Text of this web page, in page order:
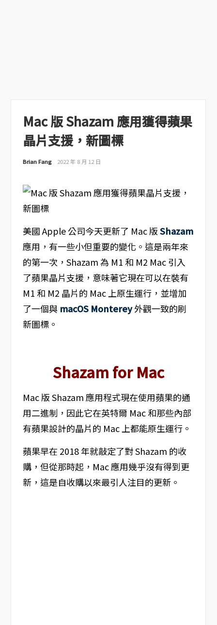
Mac 版 Shazam 應用獲得蘋果
晶片支援，新圖標
Brian Fang 2022 年 8 月 12 日
美國 Apple 公司今天更新了 Mac 版Shazam
應用，有一些小但重要的變化。這是兩年來
的第一次，Shazam 為 M1 和 M2 Mac 引入
了蘋果晶片支援，意味著它現在可以在裝有
M1 和 M2 晶片的 Mac 上原生運行，並增加
了一個與 macOS Monterey外觀一致的刷
新圖標。
Shazam for Mac
Mac 版 Shazam 應用程式現在使用蘋果的通
用二進制，因此它在英特爾 Mac 和那些內部
有蘋果設計的晶片的 Mac 上都能原生運行。
蘋果早在 2018 年就敲定了對 Shazam 的收
購，但從那時起，Mac 應用幾乎沒有得到更
新，這是自收購以來最引人注目的更新。